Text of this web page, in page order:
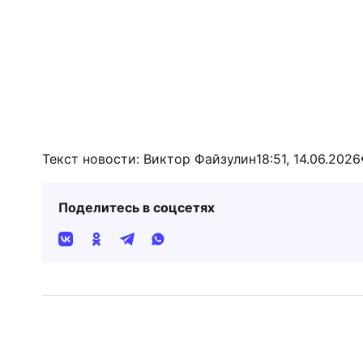
Текст новости: Виктор Файзулин18:51, 14.06.2026
Поделитесь в соцсетях